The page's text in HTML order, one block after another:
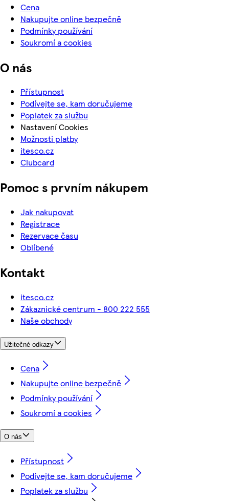
Cena
Nakupujte online bezpečně
Podmínky používání
Soukromí a cookies
O nás
Přístupnost
Podívejte se, kam doručujeme
Poplatek za službu
Nastavení Cookies
Možnosti platby
itesco.cz
Clubcard
Pomoc s prvním nákupem
Jak nakupovat
Registrace
Rezervace času
Oblíbené
Kontakt
itesco.cz
Zákaznické centrum - 800 222 555
Naše obchody
Užitečné odkazy
Cena
Nakupujte online bezpečně
Podmínky používání
Soukromí a cookies
O nás
Přístupnost
Podívejte se, kam doručujeme
Poplatek za službu